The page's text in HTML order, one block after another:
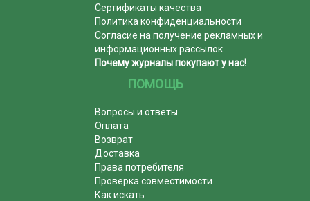
Сертификаты качества
Политика конфиденциальности
Согласие на получение рекламных и
информационных рассылок
Почему журналы покупают у нас!
ПОМОЩЬ
Вопросы и ответы
Оплата
Возврат
Доставка
Права потребителя
Проверка совместимости
Как искать